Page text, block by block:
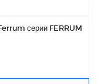
серии FERRUM